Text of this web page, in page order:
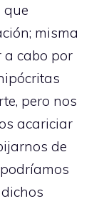
que
misma
a cabo por
pero nos
acariciar
de